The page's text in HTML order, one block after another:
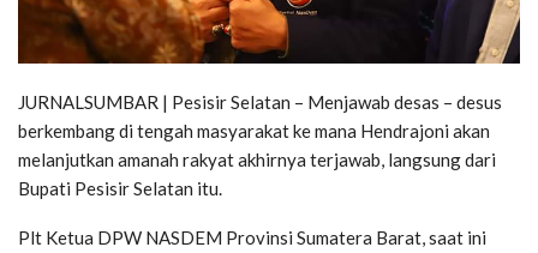
JURNALSUMBAR | Pesisir Selatan – Menjawab desas – desus
berkembang di tengah masyarakat ke mana Hendrajoni akan
melanjutkan amanah rakyat akhirnya terjawab, langsung dari
Bupati Pesisir Selatan itu.
Plt Ketua DPW NASDEM Provinsi Sumatera Barat, saat ini